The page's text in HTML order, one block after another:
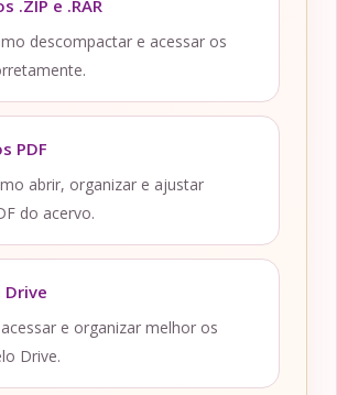
.ZIP e .RAR
descompactar e acessar os
PDF
abrir, organizar e ajustar
do acervo.
e organizar melhor os
Drive.